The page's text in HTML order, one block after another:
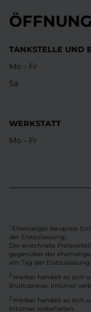
TANKSTELLE UND
Mo – Fr
Sa
WERKSTATT
Mo – Fr
Ehemaliger Neupreis
der Erstzulassung).
Der errechnete
gegenüber der
am Tag der Erstzulassung
2 Hierbei handelt es sich
Bruttopreise. Irrtümer
3 Hierbei handelt es sich
Irrtümer vorbehalten.